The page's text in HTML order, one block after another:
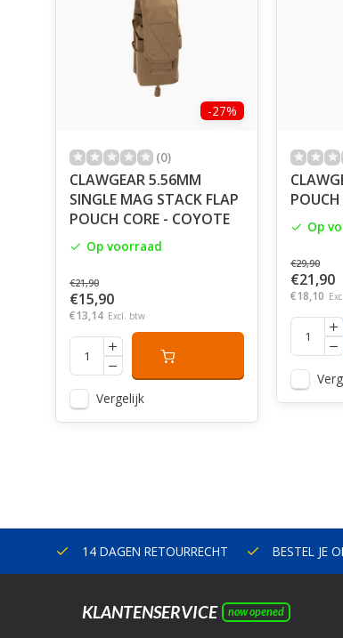
-27%
(0)
CLAWGEAR 5.56MM
SINGLE MAG STACK FLAP
POUCH CORE - COYOTE
Op voorraad
€21,90
€15,90
€13,14 Excl. btw
Vergelijk
Op
€29,90
€21,90
€18,10
14 DAGEN RETOURRECHT BESTEL JE
KLANTENSERVICE now opened